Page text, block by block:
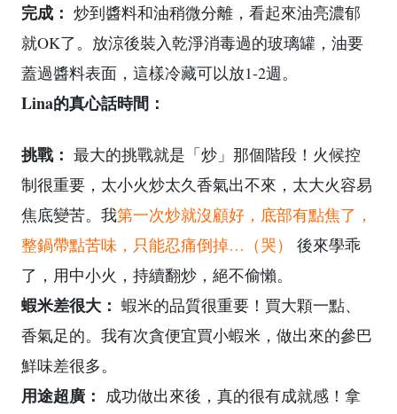
完成： 炒到醬料和油稍微分離，看起來油亮濃郁
就OK了。放涼後裝入乾淨消毒過的玻璃罐，油要
蓋過醬料表面，這樣冷藏可以放1-2週。
Lina的真心話時間：
挑戰： 最大的挑戰就是「炒」那個階段！火候控
制很重要，太小火炒太久香氣出不來，太大火容易
焦底變苦。我第一次炒就沒顧好，底部有點焦了，
整鍋帶點苦味，只能忍痛倒掉…（哭）
後來學乖
了，用中小火，持續翻炒，絕不偷懶。
蝦米差很大： 蝦米的品質很重要！買大顆一點、
香氣足的。我有次貪便宜買小蝦米，做出來的參巴
鮮味差很多。
用途超廣： 成功做出來後，真的很有成就感！拿